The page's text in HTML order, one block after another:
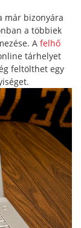
már bizonyára
a többiek
A felhő
tárhelyet
feltölthet egy